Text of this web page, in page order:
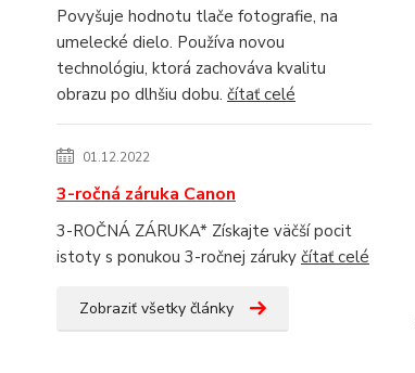
Povyšuje hodnotu tlače fotografie, na
umelecké dielo. Používa novou
technológiu, ktorá zachováva kvalitu
obrazu po dlhšiu dobu. čítať celé
01.12.2022
3-ročná záruka Canon
3-ROČNÁ ZÁRUKA* Získajte väčší pocit
istoty s ponukou 3-ročnej záruky čítať celé
Zobraziť všetky články